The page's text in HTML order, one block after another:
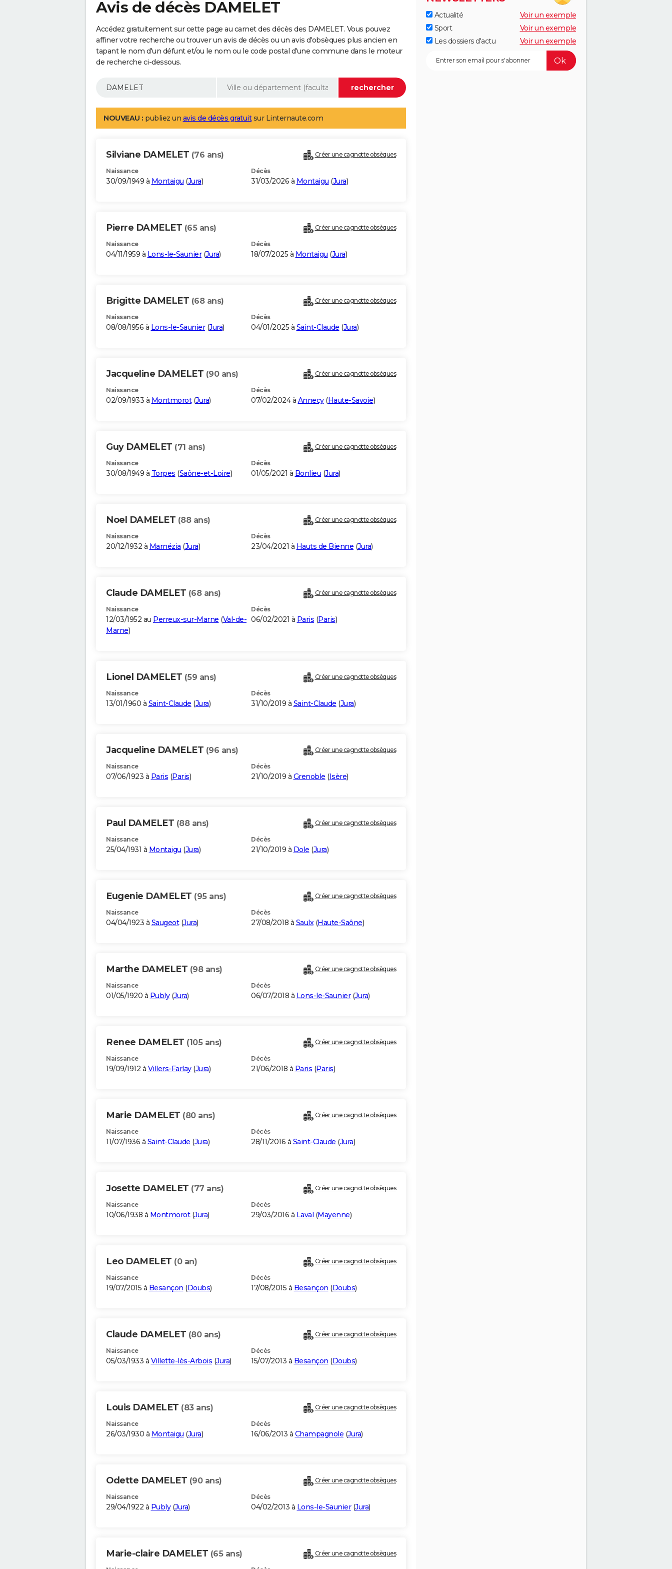
Avis de décès DAMELET
Accédez gratuitement sur cette page au carnet des décès des DAMELET. Vous pouvez
affiner votre recherche ou trouver un avis de décès ou un avis d'obsèques plus ancien en
tapant le nom d'un défunt et/ou le nom ou le code postal d'une commune dans le moteur
de recherche ci-dessous.
NOUVEAU : publiez un avis de décès gratuitsur Linternaute.com
Silviane DAMELET (76 ans) Créer une cagnotte obsèques
Naissance
30/09/1949 à Montaigu (Jura)
Décès
31/03/2026 à Montaigu (Jura)
Pierre DAMELET (65 ans) Créer une cagnotte obsèques
Naissance
04/11/1959 à Lons-le-Saunier(Jura)
Décès
18/07/2025 à Montaigu (Jura)
Brigitte DAMELET (68 ans) Créer une cagnotte obsèques
Naissance
08/08/1956 à Lons-le-Saunier(Jura)
Décès
04/01/2025 à Saint-Claude (Jura)
Jacqueline DAMELET (90 ans) Créer une cagnotte obsèques
Naissance
02/09/1933 à Montmorot(Jura)
Décès
07/02/2024 à Annecy(Haute-Savoie)
Guy DAMELET (71 ans) Créer une cagnotte obsèques
Naissance
30/08/1949 à Torpes (Saône-et-Loire)
Décès
01/05/2021 à Bonlieu (Jura)
Noel DAMELET (88 ans) Créer une cagnotte obsèques
Naissance
20/12/1932 à Marnézia (Jura)
Décès
23/04/2021 à Hauts de Bienne (Jura)
Claude DAMELET (68 ans) Créer une cagnotte obsèques
Naissance
12/03/1952 au Perreux-sur-Marne (Val-de-
Marne)
Décès
06/02/2021 à Paris (Paris)
Lionel DAMELET (59 ans) Créer une cagnotte obsèques
Naissance
13/01/1960 à Saint-Claude (Jura)
Décès
31/10/2019 à Saint-Claude (Jura)
Jacqueline DAMELET (96 ans) Créer une cagnotte obsèques
Naissance
07/06/1923 à Paris (Paris)
Décès
21/10/2019 à Grenoble (Isère)
Paul DAMELET (88 ans) Créer une cagnotte obsèques
Naissance
25/04/1931 à Montaigu (Jura)
Décès
21/10/2019 à Dole (Jura)
Eugenie DAMELET (95 ans) Créer une cagnotte obsèques
Naissance
04/04/1923 à Saugeot(Jura)
Décès
27/08/2018 à Saulx(Haute-Saône)
Marthe DAMELET (98 ans) Créer une cagnotte obsèques
Naissance
01/05/1920 à Publy(Jura)
Décès
06/07/2018 à Lons-le-Saunier(Jura)
Renee DAMELET (105 ans) Créer une cagnotte obsèques
Naissance
19/09/1912 à Villers-Farlay(Jura)
Décès
21/06/2018 à Paris (Paris)
Marie DAMELET (80 ans) Créer une cagnotte obsèques
Naissance
11/07/1936 à Saint-Claude (Jura)
Décès
28/11/2016 à Saint-Claude (Jura)
Josette DAMELET (77 ans) Créer une cagnotte obsèques
Naissance
10/06/1938 à Montmorot(Jura)
Décès
29/03/2016 à Laval (Mayenne)
Leo DAMELET (0 an) Créer une cagnotte obsèques
Naissance
19/07/2015 à Besançon (Doubs)
Décès
17/08/2015 à Besançon (Doubs)
Claude DAMELET (80 ans) Créer une cagnotte obsèques
Naissance
05/03/1933 à Villette-lès-Arbois (Jura)
Décès
15/07/2013 à Besançon (Doubs)
Louis DAMELET (83 ans) Créer une cagnotte obsèques
Naissance
26/03/1930 à Montaigu (Jura)
Décès
16/06/2013 à Champagnole (Jura)
Odette DAMELET (90 ans) Créer une cagnotte obsèques
Naissance
29/04/1922 à Publy(Jura)
Décès
04/02/2013 à Lons-le-Saunier(Jura)
Marie-claire DAMELET (65 ans) Créer une cagnotte obsèques
Actualité
Voir un exemple
Sport
Voir un exemple
Les dossiers d'actu
Voir un exemple